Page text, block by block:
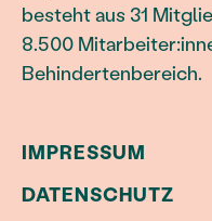
IMPRESSUM
DATENSCHUTZ
besteht aus 31
8.500
Behindertenbereich.